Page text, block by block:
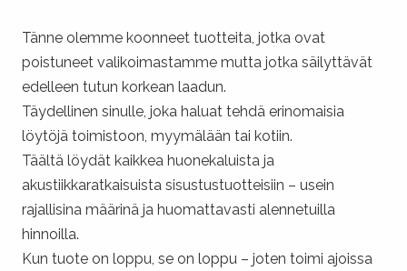
Tänne olemme koonneet tuotteita, jotka ovat
poistuneet valikoimastamme mutta jotka säilyttävät
edelleen tutun korkean laadun.
Täydellinen sinulle, joka haluat tehdä erinomaisia
löytöjä toimistoon, myymälään tai kotiin.
Täältä löydät kaikkea huonekaluista ja
akustiikkaratkaisuista sisustustuotteisiin – usein
rajallisina määrinä ja huomattavasti alennetuilla
hinnoilla.
Kun tuote on loppu, se on loppu – joten toimi ajoissa